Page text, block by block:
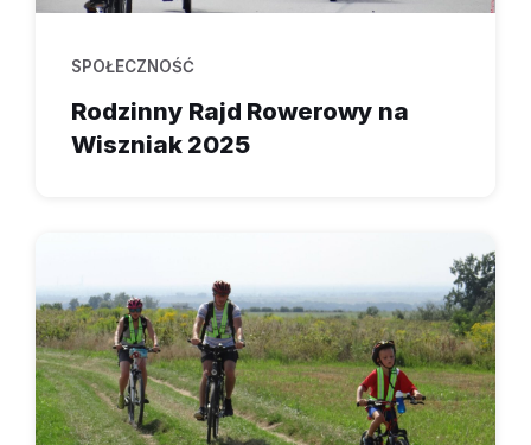
SPOŁECZNOŚĆ
Rodzinny Rajd Rowerowy na
Wiszniak 2025